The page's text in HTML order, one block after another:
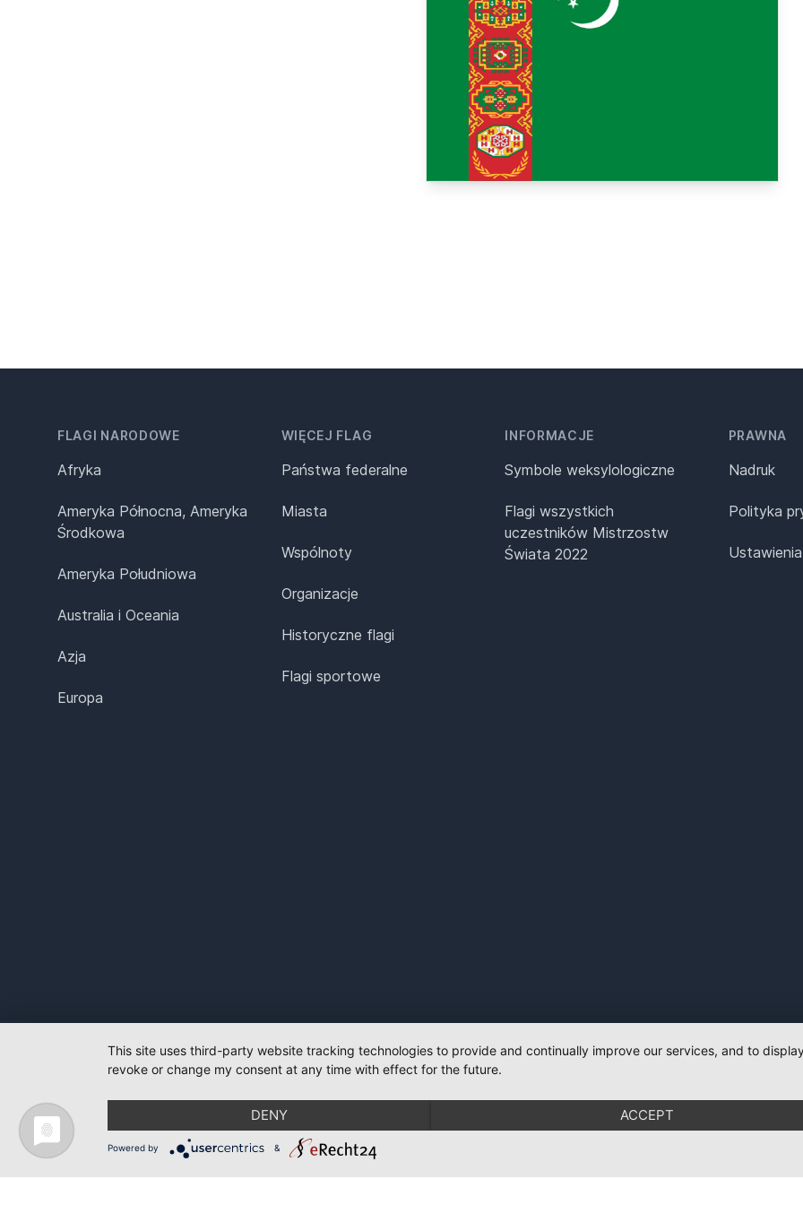
FLAGI NARODOWE
Afryka
Ameryka Północna, Ameryka
Środkowa
Ameryka Południowa
Australia i Oceania
Azja
Europa
WIĘCEJ FLAG
Państwa federalne
Miasta
Wspólnoty
Organizacje
Historyczne flagi
Flagi sportowe
INFORMACJE
Symbole weksylologiczne
Flagi wszystkich
uczestników Mistrzostw
Świata 2022
PRAWNA
Nadruk
Polityka
This site uses third-party website tracking technologies to provide and continually improve our services, and to
revoke or change my consent at any time with effect for the future.
DENY ACCEPT
Powered by &